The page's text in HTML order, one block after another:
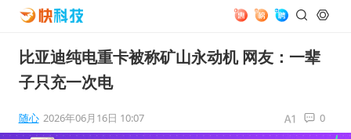
比亚迪纯电重卡被称矿山永动机 网友：一辈
子只充一次电
随心 2026年06月16日 10:07 0